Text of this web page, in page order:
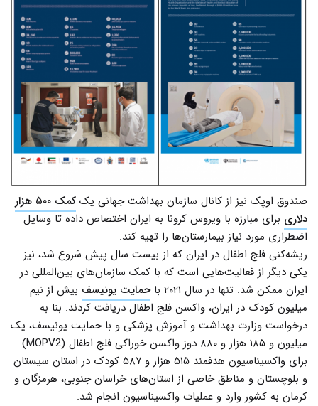
صندوق اوپک نیز از کانال سازمان بهداشت جهانی یک
کمک ۵۰۰ هزار
دلاری برای مبارزه با ویروس کرونا به ایران اختصاص داده تا وسایل
اضطراری مورد نیاز بیمارستان‌ها را تهیه کند.
ریشه‌کنی فلج اطفال در ایران که از بیست سال پیش شروع شد، نیز
یکی دیگر از فعالیت‌هایی است که با کمک سازمان‌های بین‌المللی در
ایران ممکن شد. تنها در سال ۲۰۲۱ با
حمایت یونیسف بیش از نیم
میلیون کودک در ایران، واکسن فلج اطفال دریافت کردند. بنا به
درخواست وزارت بهداشت و آموزش پزشکی و با حمایت یونیسف، یک
میلیون و ۱۸۵ هزار و ۸۸۰ دوز واکسن خوراکی فلج اطفال (MOPV2)
برای واکسیناسیون هدفمند ۵۱۵ هزار و ۵۸۷ کودک در استان سیستان
و بلوچستان و مناطق خاصی از استان‌های خراسان جنوبی، هرمزگان و
کرمان به کشور وارد و عملیات واکسیناسیون انجام شد.